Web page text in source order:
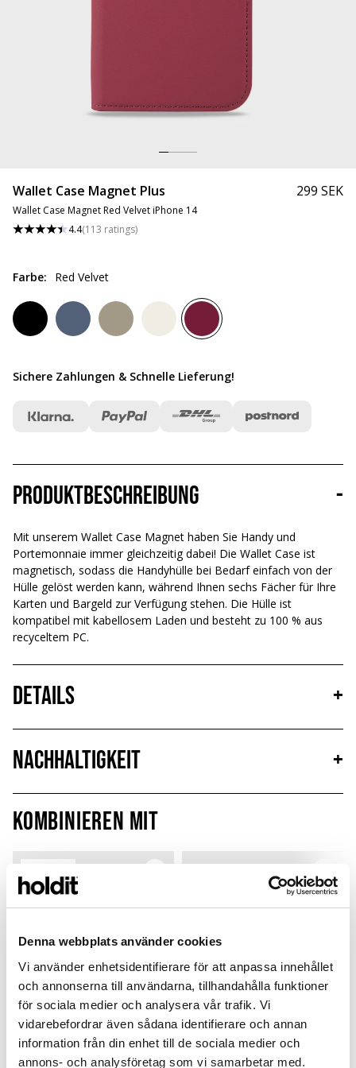
Denna webbplats använder cookies
Vi använder enhetsidentifierare för att anpassa innehållet
och annonserna till användarna, tillhandahålla funktioner
för sociala medier och analysera vår trafik. Vi
vidarebefordrar även sådana identifierare och annan
information från din enhet till de sociala medier och
annons- och analysföretag som vi samarbetar med.
Wallet Case Magnet Plus
Wallet Case Magnet Red Velvet iPhone 14
4.4(113 ratings)
299 SEK
Farbe: Red Velvet
Sichere Zahlungen & Schnelle Lieferung!
Produktbeschreibung -
Mit unserem Wallet Case Magnet haben Sie Handy und
Portemonnaie immer gleichzeitig dabei! Die Wallet Case ist
magnetisch, sodass die Handyhülle bei Bedarf einfach von der
Hülle gelöst werden kann, während Ihnen sechs Fächer für Ihre
Karten und Bargeld zur Verfügung stehen. Die Hülle ist
kompatibel mit kabellosem Laden und besteht zu 100 % aus
recyceltem PC.
Details +
Nachhaltigkeit
+
Kombinieren mit